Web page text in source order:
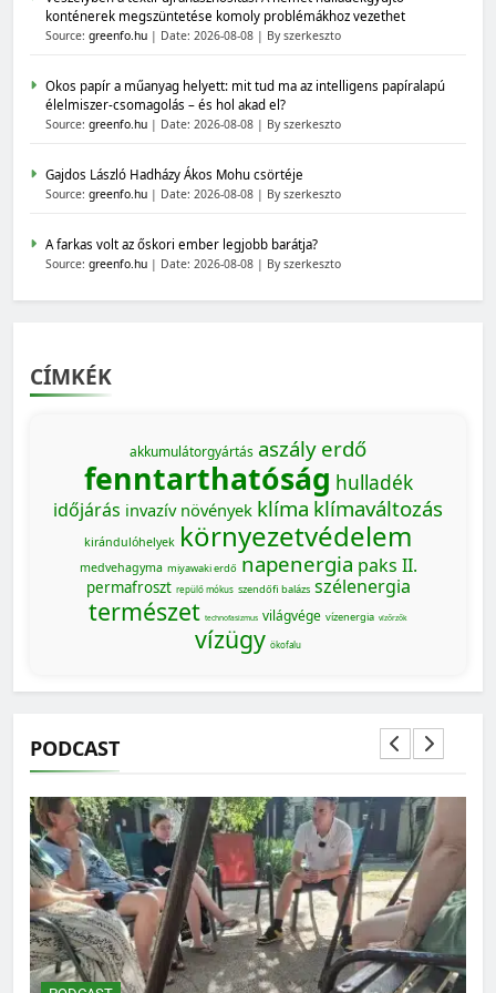
konténerek megszüntetése komoly problémákhoz vezethet
Source: greenfo.hu Date: 2026-08-08 By szerkeszto
Okos papír a műanyag helyett: mit tud ma az intelligens papíralapú
élelmiszer-csomagolás – és hol akad el?
Source: greenfo.hu Date: 2026-08-08 By szerkeszto
Gajdos László Hadházy Ákos Mohu csörtéje
Source: greenfo.hu Date: 2026-08-08 By szerkeszto
A farkas volt az őskori ember legjobb barátja?
Source: greenfo.hu Date: 2026-08-08 By szerkeszto
CÍMKÉK
akkumulátorgyártás aszály erdő
fenntarthatóság hulladék
időjárás invazív növények klíma klímaváltozás
kirándulóhelyek környezetvédelem
medvehagyma miyawaki erdő napenergia paks II.
permafroszt repülő mókus szendőfi balázs szélenergia
természet technofasizmus világvége vízenergia vízőrzők
vízügy ökofalu
PODCAST
MAGYARORSZÁG SZÁMOKBAN
Magyarország számokban: a nők szerepvállalása a
közéletben